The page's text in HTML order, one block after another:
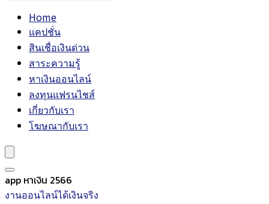
Home
แคปชั่น
สินเชื่อเงินด่วน
สาระความรู้
หาเงินออนไลน์
ลงทุนแฟรนไชส์
เกี่ยวกับเรา
โฆษณากับเรา
app หาเงิน 2566
งานออนไลน์ได้เงินจริง